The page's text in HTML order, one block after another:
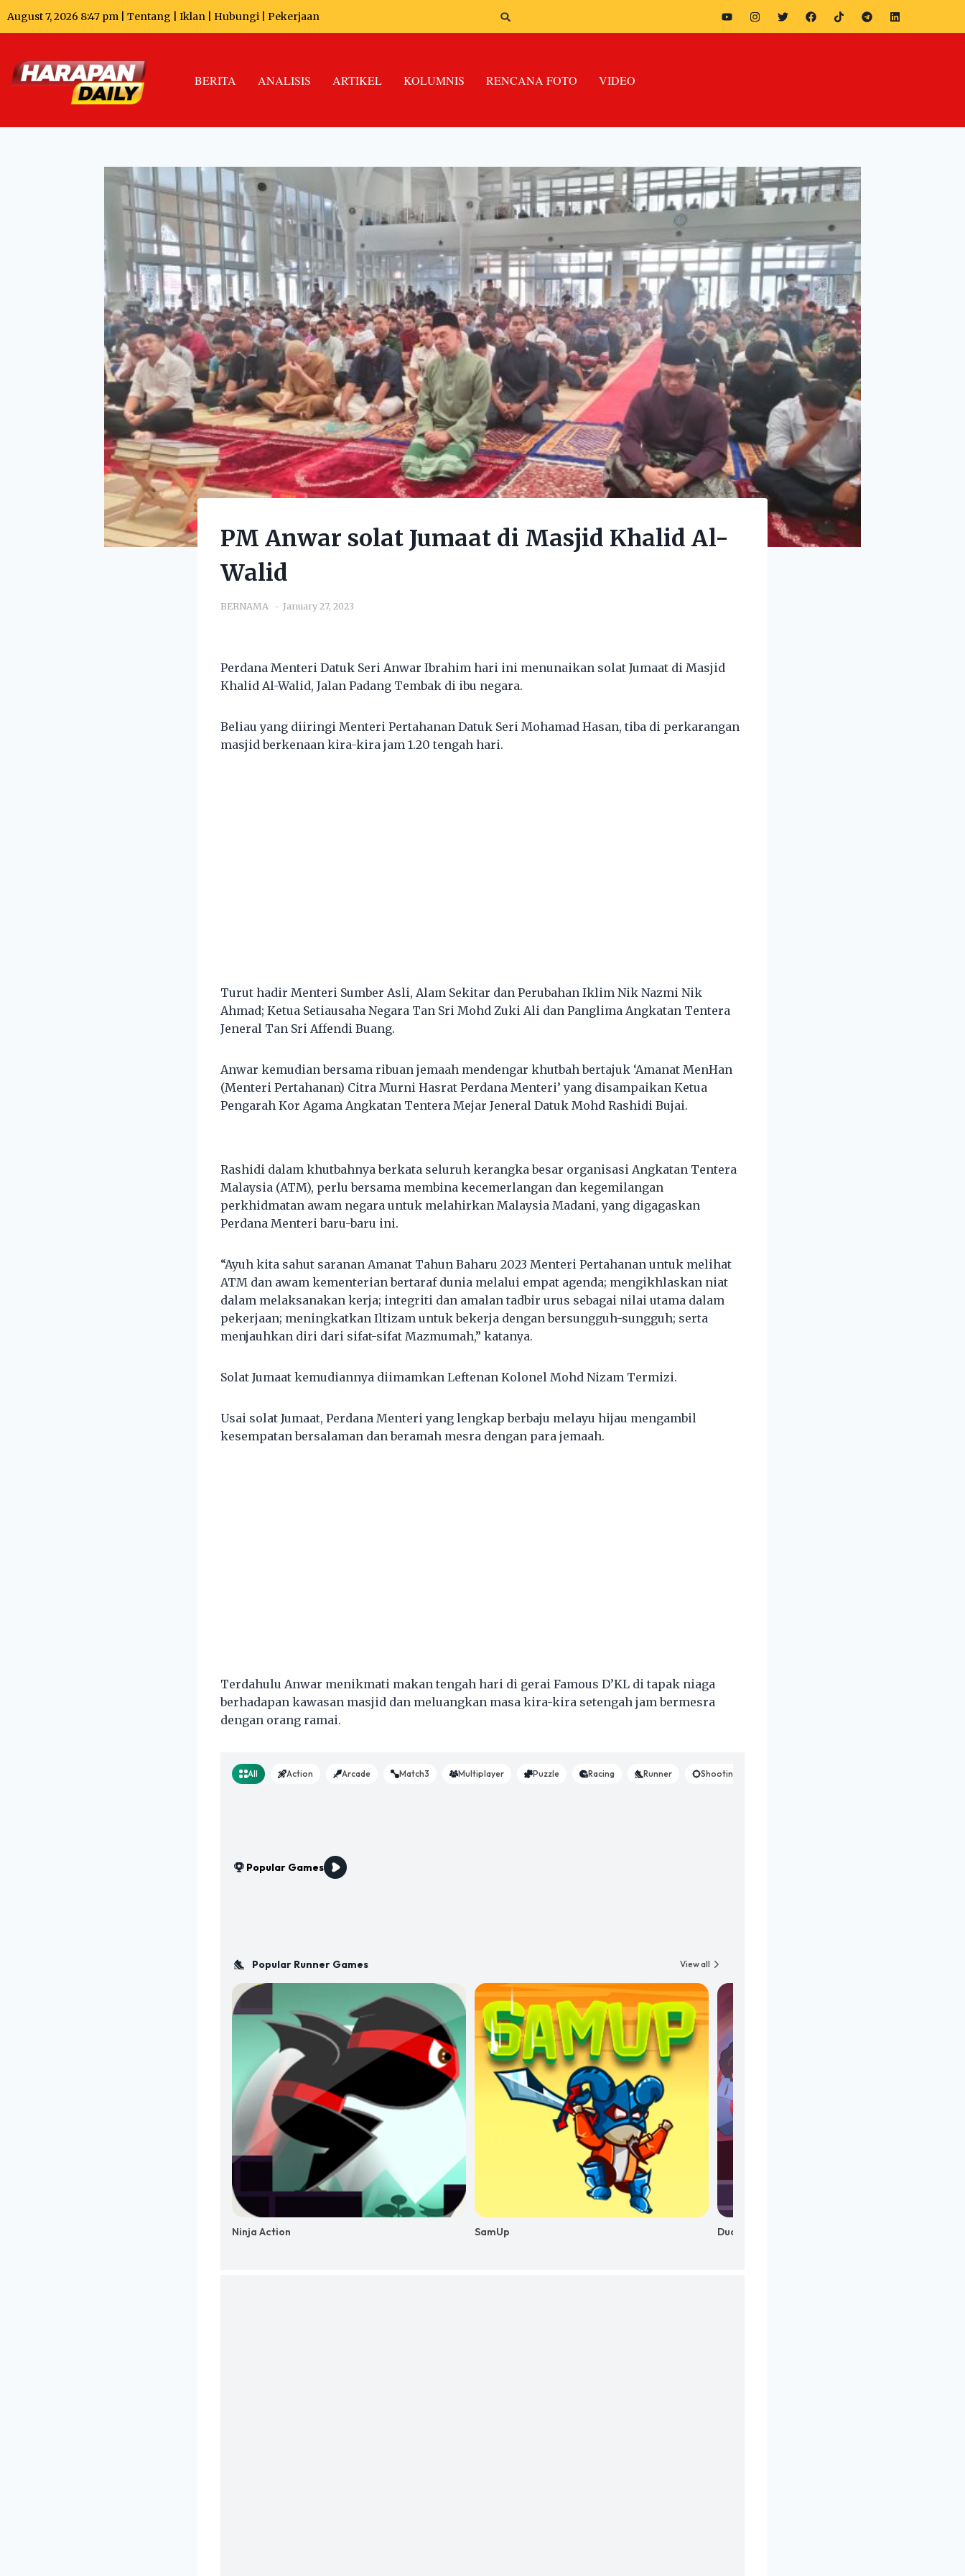
August 7, 2026 8:47 pm | Tentang Iklan Hubungi Pekerjaan
BERITA ANALISIS ARTIKEL KOLUMNIS RENCANA FOTO VIDEO
PM Anwar solat Jumaat di Masjid Khalid Al-
Walid
BERNAMA January 27, 2023
Perdana Menteri Datuk Seri Anwar Ibrahim hari ini menunaikan solat Jumaat di Masjid
Khalid Al-Walid, Jalan Padang Tembak di ibu negara.
Beliau yang diiringi Menteri Pertahanan Datuk Seri Mohamad Hasan, tiba di perkarangan
masjid berkenaan kira-kira jam 1.20 tengah hari.
Turut hadir Menteri Sumber Asli, Alam Sekitar dan Perubahan Iklim Nik Nazmi Nik
Ahmad; Ketua Setiausaha Negara Tan Sri Mohd Zuki Ali dan Panglima Angkatan Tentera
Jeneral Tan Sri Affendi Buang.
Anwar kemudian bersama ribuan jemaah mendengar khutbah bertajuk ‘Amanat MenHan
(Menteri Pertahanan) Citra Murni Hasrat Perdana Menteri’ yang disampaikan Ketua
Pengarah Kor Agama Angkatan Tentera Mejar Jeneral Datuk Mohd Rashidi Bujai.
Rashidi dalam khutbahnya berkata seluruh kerangka besar organisasi Angkatan Tentera
Malaysia (ATM), perlu bersama membina kecemerlangan dan kegemilangan
perkhidmatan awam negara untuk melahirkan Malaysia Madani, yang digagaskan
Perdana Menteri baru-baru ini.
“Ayuh kita sahut saranan Amanat Tahun Baharu 2023 Menteri Pertahanan untuk melihat
ATM dan awam kementerian bertaraf dunia melalui empat agenda; mengikhlaskan niat
dalam melaksanakan kerja; integriti dan amalan tadbir urus sebagai nilai utama dalam
pekerjaan; meningkatkan Iltizam untuk bekerja dengan bersungguh-sungguh; serta
menjauhkan diri dari sifat-sifat Mazmumah,” katanya.
Solat Jumaat kemudiannya diimamkan Leftenan Kolonel Mohd Nizam Termizi.
Usai solat Jumaat, Perdana Menteri yang lengkap berbaju melayu hijau mengambil
kesempatan bersalaman dan beramah mesra dengan para jemaah.
Terdahulu Anwar menikmati makan tengah hari di gerai Famous D’KL di tapak niaga
berhadapan kawasan masjid dan meluangkan masa kira-kira setengah jam bermesra
dengan orang ramai.